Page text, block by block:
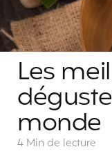
Les
monde
4 Min de lecture